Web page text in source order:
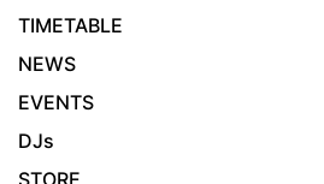
TIMETABLE
NEWS
EVENTS
DJs
STORE